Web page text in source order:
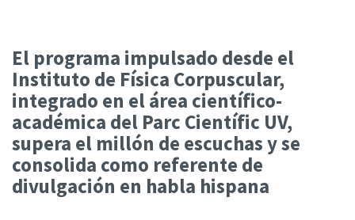
El programa impulsado desde el
Instituto de Física Corpuscular,
integrado en el área científico-
académica del Parc Científic UV,
supera el millón de escuchas y se
consolida como referente de
divulgación en habla hispana